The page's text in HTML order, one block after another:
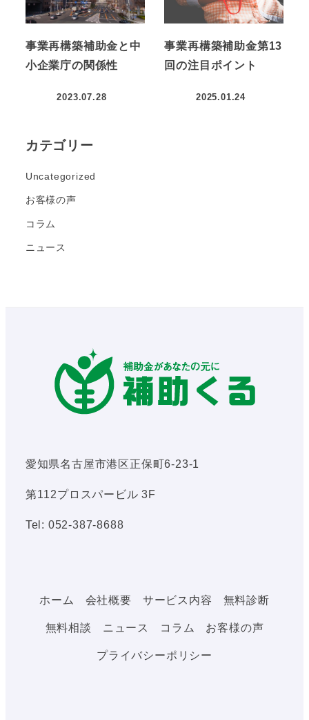
事業再構築補助金と中
小企業庁の関係性
2023.07.28
事業再構築補助金第13
回の注目ポイント
2025.01.24
カテゴリー
Uncategorized
お客様の声
コラム
ニュース
愛知県名古屋市港区正保町6-23-1
第112プロスパービル 3F
Tel: 052-387-8688
ホーム 会社概要 サービス内容 無料診断
無料相談 ニュース コラム お客様の声
プライバシーポリシー